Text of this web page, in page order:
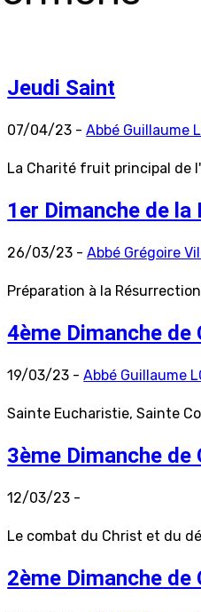
Jeudi Saint
07/04/23 -Abbé Guillaume
La Charité fruit principal de
1er Dimanche de la
26/03/23 -Abbé Grégoire
Préparation à la
4ème Dimanche de
19/03/23 -Abbé Guillaume
Sainte Eucharistie, Sainte
3ème Dimanche de
12/03/23 -
Le combat du Christ et du
2ème Dimanche de